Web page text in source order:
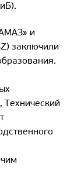
и
заключили